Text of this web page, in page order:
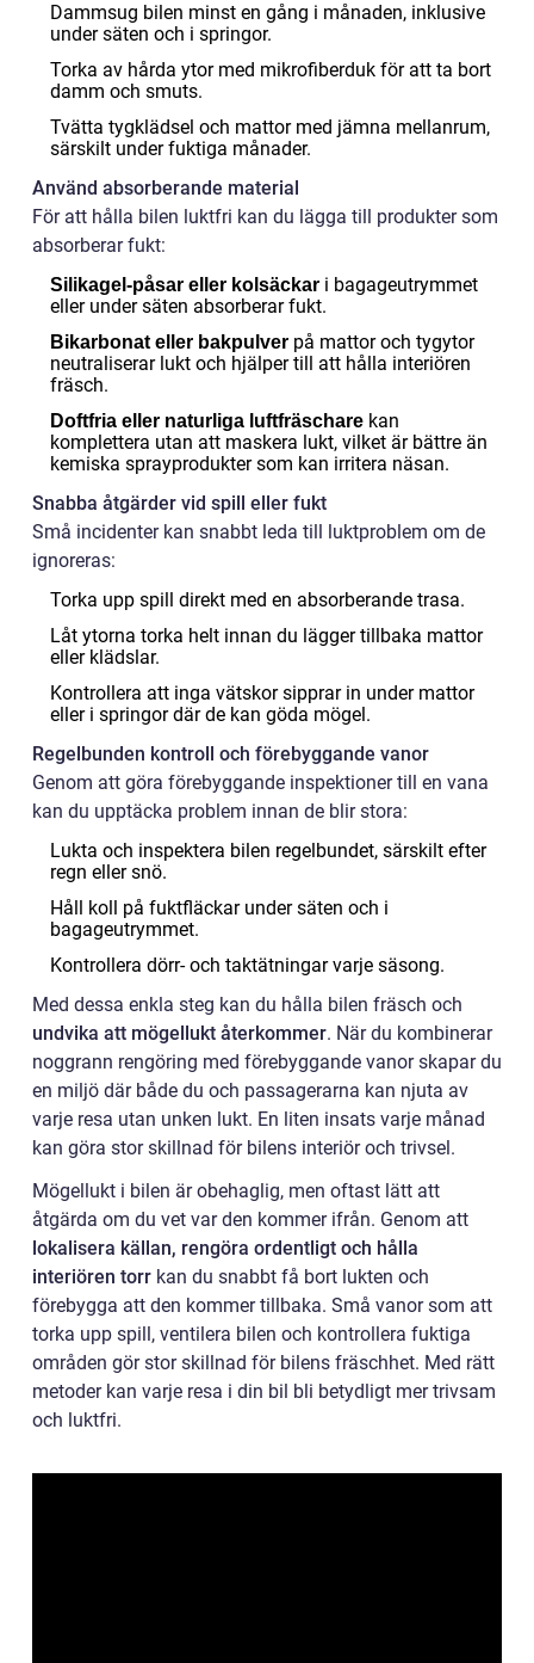
Dammsug bilen minst en gång i månaden, inklusive
under säten och i springor.
Torka av hårda ytor med mikrofiberduk för att ta bort
damm och smuts.
Tvätta tygklädsel och mattor med jämna mellanrum,
särskilt under fuktiga månader.
Använd absorberande material
För att hålla bilen luktfri kan du lägga till produkter som
absorberar fukt:
Silikagel-påsar eller kolsäckar i bagageutrymmet
eller under säten absorberar fukt.
Bikarbonat eller bakpulver på mattor och tygytor
neutraliserar lukt och hjälper till att hålla interiören
fräsch.
Doftfria eller naturliga luftfräschare kan
komplettera utan att maskera lukt, vilket är bättre än
kemiska sprayprodukter som kan irritera näsan.
Snabba åtgärder vid spill eller fukt
Små incidenter kan snabbt leda till luktproblem om de
ignoreras:
Torka upp spill direkt med en absorberande trasa.
Låt ytorna torka helt innan du lägger tillbaka mattor
eller klädslar.
Kontrollera att inga vätskor sipprar in under mattor
eller i springor där de kan göda mögel.
Regelbunden kontroll och förebyggande vanor
Genom att göra förebyggande inspektioner till en vana
kan du upptäcka problem innan de blir stora:
Lukta och inspektera bilen regelbundet, särskilt efter
regn eller snö.
Håll koll på fuktfläckar under säten och i
bagageutrymmet.
Kontrollera dörr- och taktätningar varje säsong.
Med dessa enkla steg kan du hålla bilen fräsch och
undvika att mögellukt återkommer. När du kombinerar
noggrann rengöring med förebyggande vanor skapar du
en miljö där både du och passagerarna kan njuta av
varje resa utan unken lukt. En liten insats varje månad
kan göra stor skillnad för bilens interiör och trivsel.
Mögellukt i bilen är obehaglig, men oftast lätt att
åtgärda om du vet var den kommer ifrån. Genom att
lokalisera källan, rengöra ordentligt och hålla
interiören torr kan du snabbt få bort lukten och
förebygga att den kommer tillbaka. Små vanor som att
torka upp spill, ventilera bilen och kontrollera fuktiga
områden gör stor skillnad för bilens fräschhet. Med rätt
metoder kan varje resa i din bil bli betydligt mer trivsam
och luktfri.